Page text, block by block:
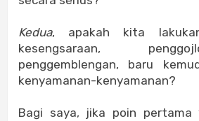
Kedua, apakah kita
kesengsaraan,
penggemblengan, baru
kenyamanan-kenyamanan?
Bagi saya, jika poin pertama